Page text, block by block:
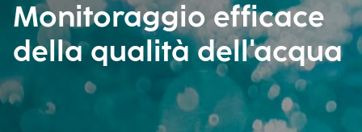
Monitoraggio efficace
della qualità dell'acqua